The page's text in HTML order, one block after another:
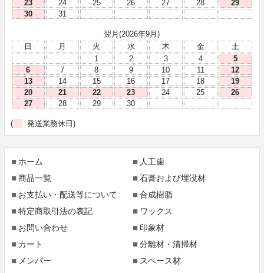
23
24 25 26 27 28
29
30
31
翌月(2026年9月)
日
月 火 水 木 金
土
1
2 3 4
5
6
7 8 9 10 11
12
13
14 15 16 17 18
19
20
21 22 23 24 25
26
27
28 29 30
( 発送業務休日)
ホーム
商品一覧
お支払い・配送等について
特定商取引法の表記
お問い合わせ
カート
メンバー
人工歯
石膏および埋没材
合成樹脂
ワックス
印象材
分離材・清掃材
スペース材